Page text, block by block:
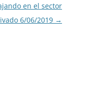
en el sector
6/06/2019 →